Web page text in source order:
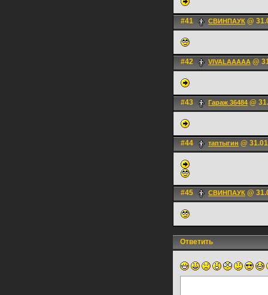
#41 СВИНПАУК @
#42 VIVALAAAAA @
#43 Гараж 36484 @
#44 таптыгин @
#45 СВИНПАУК @
Ответить